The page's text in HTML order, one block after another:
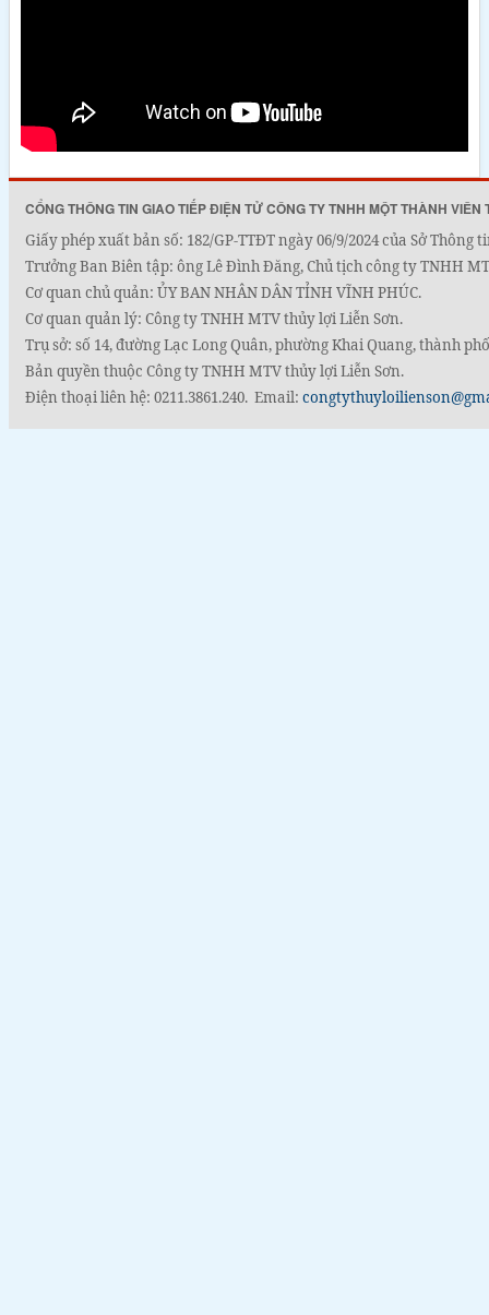
CỔNG THÔNG TIN GIAO TIẾP ĐIỆN TỬ CÔNG TY TNHH MỘT THÀNH VIÊN
Giấy phép xuất bản số: 182/GP-TTĐT ngày 06/9/2024 của Sở
Trưởng Ban Biên tập: ông Lê Đình Đăng, Chủ tịch công ty TNHH
Cơ quan chủ quản: ỦY BAN NHÂN DÂN TỈNH VĨNH PHÚC.
Cơ quan quản lý: Công ty TNHH MTV thủy lợi Liễn Sơn.
Trụ sở: số 14, đường Lạc Long Quân, phường Khai Quang, thành
Bản quyền thuộc Công ty TNHH MTV thủy lợi Liễn Sơn.
Điện thoại liên hệ: 0211.3861.240. Email: